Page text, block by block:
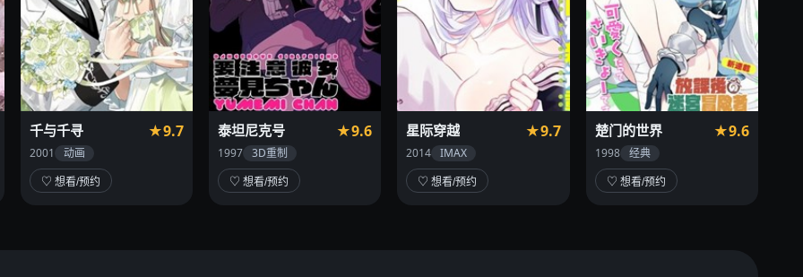
千与千寻 ★9.7
2001 动画
♡ 想看/预约
泰坦尼克号 ★9.6
1997 3D重制
♡ 想看/预约
星际穿越 ★9.7
2014 IMAX
♡ 想看/预约
楚门的世界 ★9.6
1998 经典
♡ 想看/预约